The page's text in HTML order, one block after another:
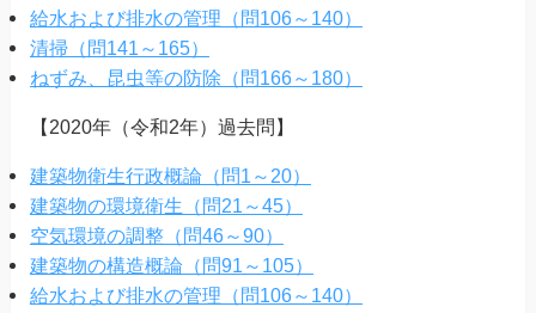
給水および排水の管理（問106～140）
清掃（問141～165）
ねずみ、昆虫等の防除（問166～180）
【2020年（令和2年）過去問】
建築物衛生行政概論（問1～20）
建築物の環境衛生（問21～45）
空気環境の調整（問46～90）
建築物の構造概論（問91～105）
給水および排水の管理（問106～140）